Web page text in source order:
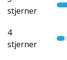
stjerner
4
stjerner